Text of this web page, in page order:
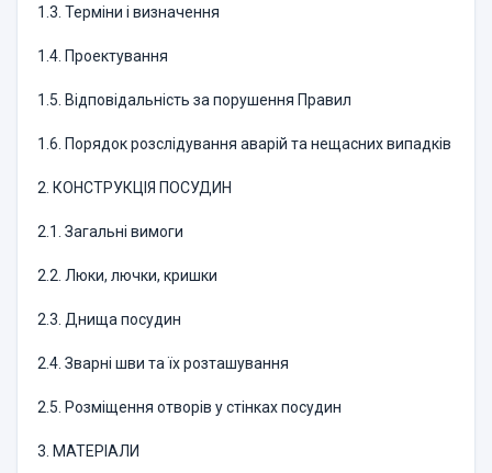
1.3. Терміни і визначення
1.4. Проектування
1.5. Відповідальність за порушення Правил
1.6. Порядок розслідування аварій та нещасних випадків
2. КОНСТРУКЦІЯ ПОСУДИН
2.1. Загальні вимоги
2.2. Люки, лючки, кришки
2.3. Днища посудин
2.4. Зварні шви та їх розташування
2.5. Розміщення отворів у стінках посудин
3. МАТЕРІАЛИ